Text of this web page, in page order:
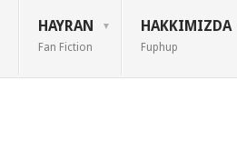
HAYRAN
Fan Fiction
HAKKIMIZDA
Fuphup